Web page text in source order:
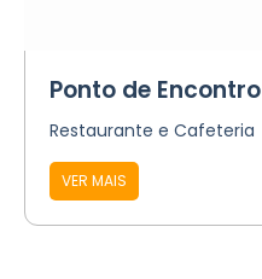
Ponto de Encontro
Restaurante e Cafeteria
VER MAIS